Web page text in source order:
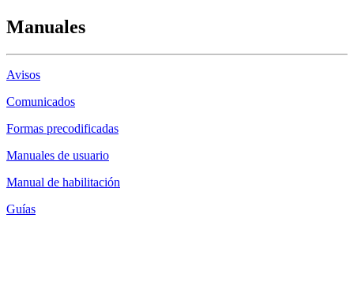
Manuales
Avisos
Comunicados
Formas precodificadas
Manuales de usuario
Manual de habilitación
Guías